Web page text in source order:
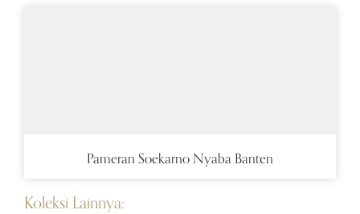
Pameran Soekarno Nyaba Banten
Koleksi Lainnya: